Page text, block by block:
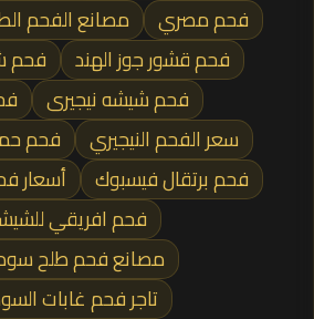
فحم مصري
مصانع الفحم
فحم قشور جوز الهند
فحم
فحم شيشه نيجيرى
سعر الفحم النيجيري
فحم
فحم برتقال فيسبوك
أسعار
فحم افريقي
مصانع فحم طلح
تاجر فحم غابات